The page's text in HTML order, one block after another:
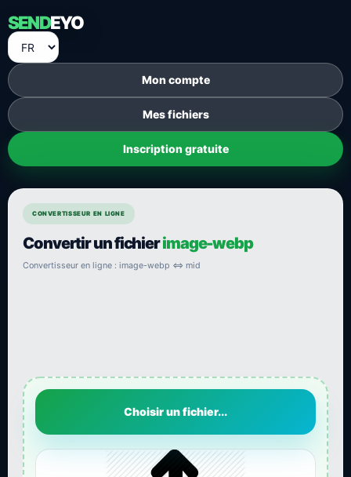
SENDEYO
Mon compte
Mes fichiers
Inscription gratuite
CONVERTISSEUR EN LIGNE
Convertir un fichierimage-webp
Convertisseur en ligne : image-webp ⇔ mid
Choisir un fichier...